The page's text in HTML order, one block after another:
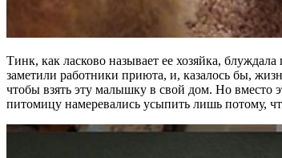
Тинк, как ласково называет ее хозяйка,
заметили работники приюта, и, казалось бы,
чтобы взять эту малышку в свой дом. Но вместо
питомицу намеревались усыпить лишь потому,